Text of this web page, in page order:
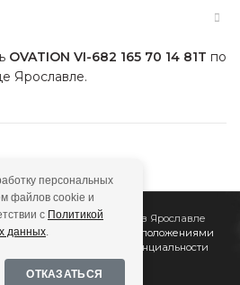
OVATION VI-682 165 70 14 81T по
Ярославле.
магазин шин и дисков в Ярославле
офертой, определяемой положениями
Политике конфиденциальности
персональных
файлов cookie и
с Политикой
данных.
ОТКАЗАТЬСЯ